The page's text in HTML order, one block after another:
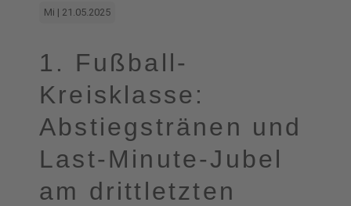
Mi | 21.05.2025
1. Fußball-
Kreisklasse:
Abstiegstränen und
Last-Minute-Jubel
am drittletzten